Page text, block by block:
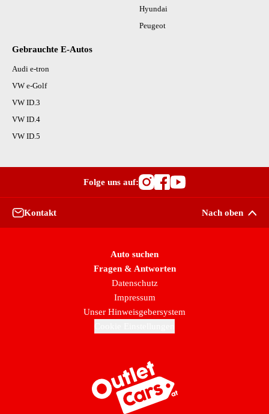
Hyundai
Peugeot
Gebrauchte E-Autos
Audi e-tron
VW e-Golf
VW ID.3
VW ID.4
VW ID.5
Folge uns auf:
Besuche
Besuche
Besuche
Kontakt Nach oben
Auto suchen
Fragen & Antworten
Datenschutz
Impressum
Unser Hinweisgebersystem
Zur Startseite